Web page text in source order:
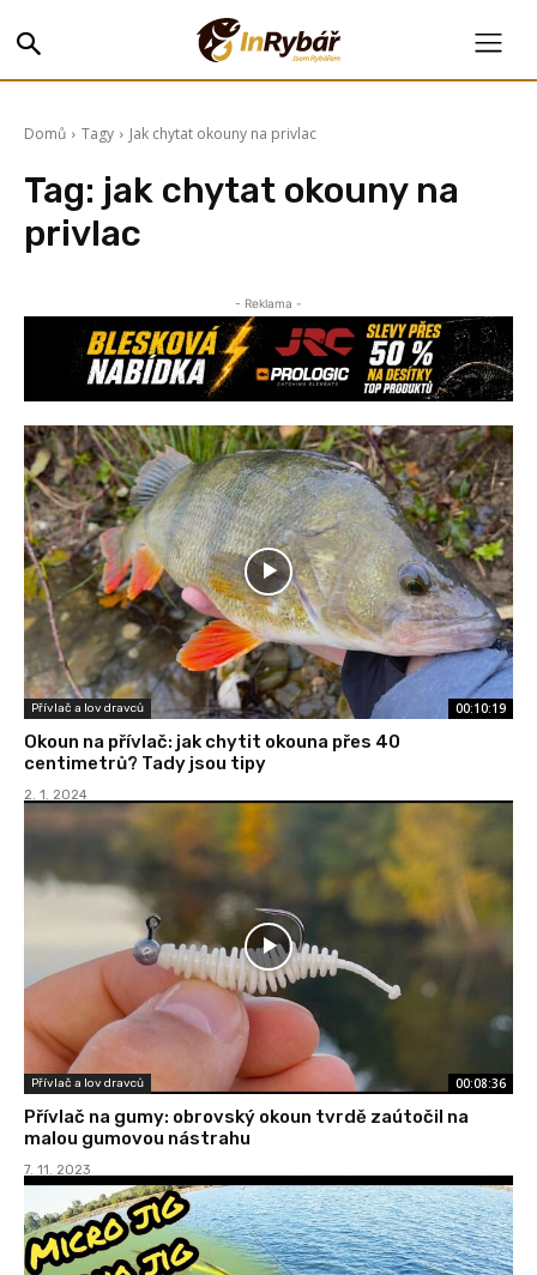
Domů Tagy Jak chytat okouny na privlac
Tag: jak chytat okouny na
privlac
- Reklama -
Přívlač a lov dravců 00:10:19
Okoun na přívlač: jak chytit okouna přes 40
centimetrů? Tady jsou tipy
2. 1. 2024
Přívlač a lov dravců 00:08:36
Přívlač na gumy: obrovský okoun tvrdě zaútočil na
malou gumovou nástrahu
7. 11. 2023